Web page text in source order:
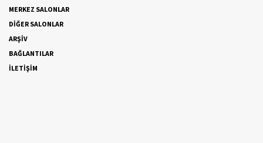
MERKEZ SALONLAR
DİĞER SALONLAR
ARŞİV
BAĞLANTILAR
İLETİŞİM